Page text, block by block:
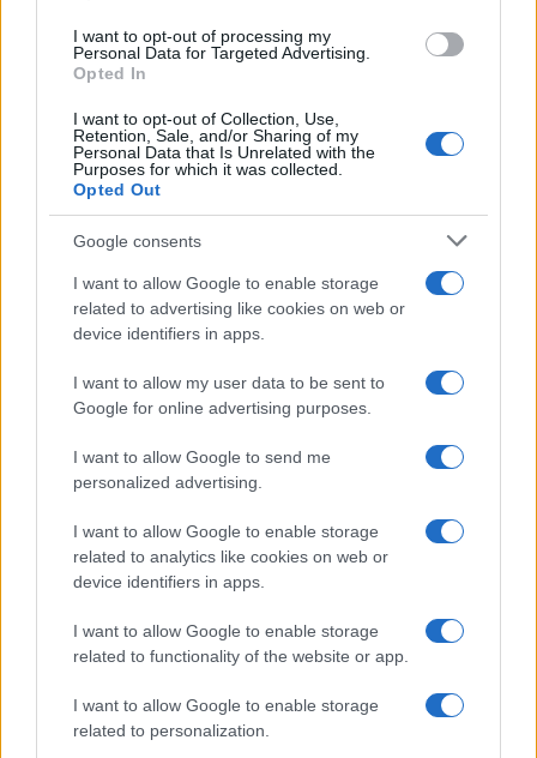
consent section.
I want to opt-out of processing my
Personal Data for Targeted Advertising.
Opted In
I want to opt-out of Collection, Use,
Retention, Sale, and/or Sharing of my
Personal Data that Is Unrelated with the
Purposes for which it was collected.
Opted Out
Google consents
I want to allow Google to enable storage
related to advertising like cookies on web or
device identifiers in apps.
I want to allow my user data to be sent to
Google for online advertising purposes.
I want to allow Google to send me
personalized advertising.
I want to allow Google to enable storage
related to analytics like cookies on web or
device identifiers in apps.
I want to allow Google to enable storage
related to functionality of the website or app.
I want to allow Google to enable storage
related to personalization.
Investieren24
News Hub UK
Lgbtq News
Investeren 24
NL Newz